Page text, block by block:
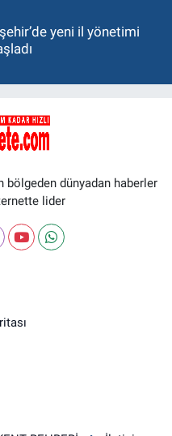
yeni il yönetimi
dünyadan haberler
lider